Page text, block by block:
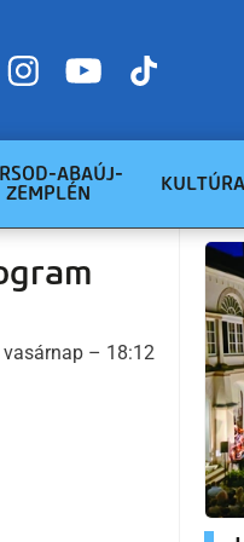
ABAÚJ-
ZEMPLÉN
KULTÚRA
– 18:12